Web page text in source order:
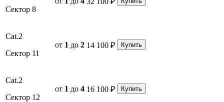
Сектор 8
Cat.2
Сектор 11
от 1 до 2 14 100 ₽ Купить
Cat.2
Сектор 12
от 1 до 4 16 100 ₽ Купить